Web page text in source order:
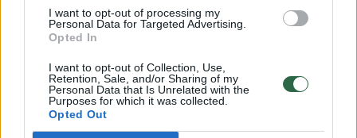
I want to opt-out of processing my
Personal Data for Targeted Advertising.
Opted In
I want to opt-out of Collection, Use,
Retention, Sale, and/or Sharing of my
Personal Data that Is Unrelated with the
Purposes for which it was collected.
Opted Out
00:00:57
Savaitės vidurys nusimato karštas: temperatūra kils iki
32 laipsnių šilumos
Žinios | Orai
V. Zalužno pasisakymą laiko bandymu įsitvirtinti